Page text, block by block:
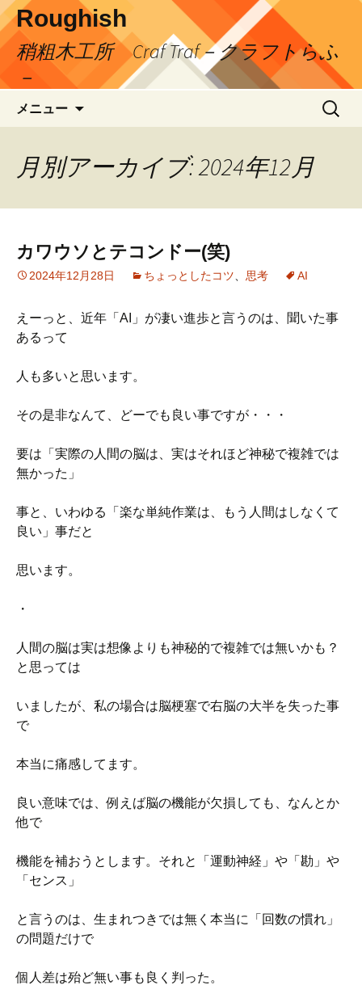
コ
ン
テ
ツ
ス
Roughish
稍粗木工所 Craf Traf－クラフトらふ
－
メニュー
検
索:
月別アーカイブ: 2024年12月
カワウソとテコンドー(笑)
2024年12月28日 ちょっとしたコツ 思考 AI
えーっと、近年「AI」が凄い進歩と言うのは、聞いた事
あるって
人も多いと思います。
その是非なんて、どーでも良い事ですが・・・
要は「実際の人間の脳は、実はそれほど神秘で複雑では
無かった」
事と、いわゆる「楽な単純作業は、もう人間はしなくて
良い」事だと
思います。
・
人間の脳は実は想像よりも神秘的で複雑では無いかも？
と思っては
いましたが、私の場合は脳梗塞で右脳の大半を失った事
で
本当に痛感してます。
良い意味では、例えば脳の機能が欠損しても、なんとか
他で
機能を補おうとします。それと「運動神経」や「勘」や
「センス」
と言うのは、生まれつきでは無く本当に「回数の慣れ」
の問題だけで
個人差は殆ど無い事も良く判った。